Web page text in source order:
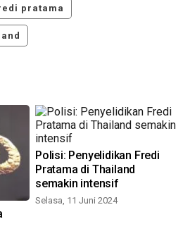
pratama
Polisi: Penyelidikan Fredi
Pratama di Thailand
semakin intensif
Selasa, 11 Juni 2024